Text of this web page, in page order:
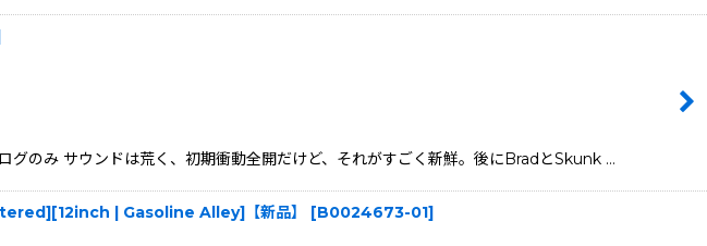
のみ サウンドは荒く、初期衝動全開だけど、それがすごく新鮮。後にBradとSkunk …
| Gasoline Alley]【新品】 [B0024673-01]